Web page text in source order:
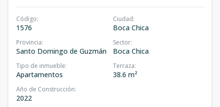
Código:
1576
Ciudad:
Boca Chica
Provincia:
Santo Domingo de Guzmán
Sector:
Boca Chica
Tipo de inmueble:
Apartamentos
Terraza:
38.6 m²
Año de Construcción:
2022